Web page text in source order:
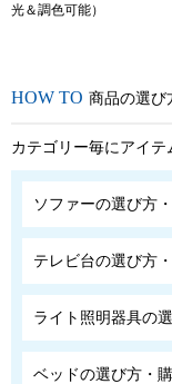
光＆調色可能）
商品の選び
カテゴリー毎にアイ
ソファーの選び方
テレビ台の選び方
ライト照明器具の
ベッドの選び方・